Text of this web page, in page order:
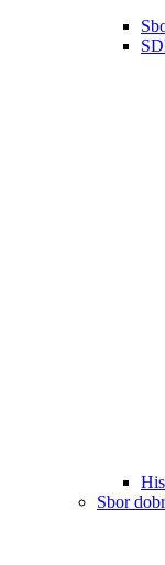
Sbor